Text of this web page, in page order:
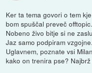
Ker ta tema govori o tem
bom spuščal preveč
Nobeno živo bitje si ne
Jaz samo podpiram
Uglavnem, poznate vsi
kako on trenira pse?